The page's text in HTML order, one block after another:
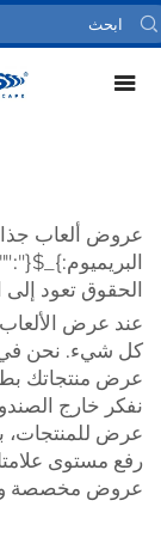
عروض ألعاب
الحقوق تعود إلى
عند عرض
كل شيء. نحن في
عرض منتجاتك
نفكر خارج
عرض للمنتجات،
رفع مستوى علامتك
عروض مخصصة